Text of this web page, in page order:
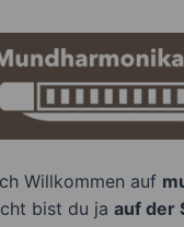
Willkommen auf
bist du ja auf der